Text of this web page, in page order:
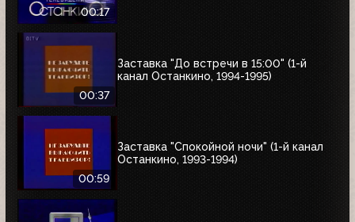
00:17
00:37
Заставка "До встречи в 15:00" (1-й
канал Останкино, 1994-1995)
00:59
Заставка "Спокойной ночи" (1-й канал
Останкино, 1993-1994)